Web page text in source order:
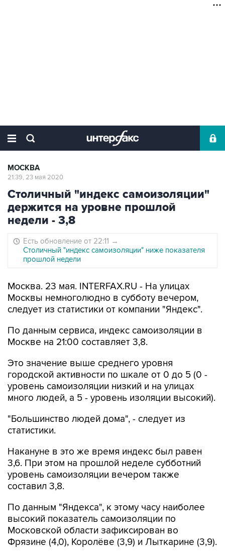
МОСКВА
21:39, 23 мая 2020
Столичный "индекс самоизоляции"
держится на уровне прошлой
недели - 3,8
Есть обновление от 22:11 →
Столичный "индекс самоизоляции" ниже показателя
прошлой недели
Москва. 23 мая. INTERFAX.RU - На улицах
Москвы немноголюдно в субботу вечером,
следует из статистики от компании "Яндекс".
По данным сервиса, индекс самоизоляции в
Москве на 21:00 составляет 3,8.
Это значение выше среднего уровня
городской активности по шкале от 0 до 5 (0 -
уровень самоизоляции низкий и на улицах
много людей, а 5 - уровень изоляции высокий).
"Большинство людей дома", - следует из
статистики.
Накануне в это же время индекс был равен
3,6. При этом на прошлой неделе субботний
уровень самоизоляции вечером также
составил 3,8.
По данным "Яндекса", к этому часу наиболее
высокий показатель самоизоляции по
Московской области зафиксирован во
Фрязине (4,0), Королёве (3,9) и Лыткарине (3,9).